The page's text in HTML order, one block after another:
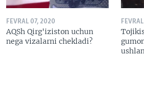
FEVRAL 07, 2020
AQSh Qirg'iziston uchun
nega vizalarni chekladi?